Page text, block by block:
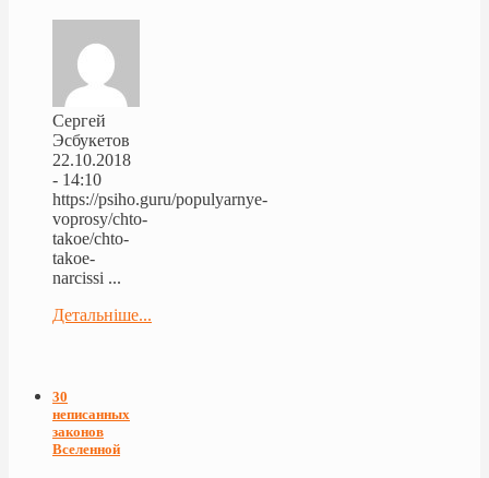
Сергей
Эсбукетов
22.10.2018
- 14:10
https://psiho.guru/populyarnye-
voprosy/chto-
takoe/chto-
takoe-
narcissi ...
Детальніше...
30
неписанных
законов
Вселенной